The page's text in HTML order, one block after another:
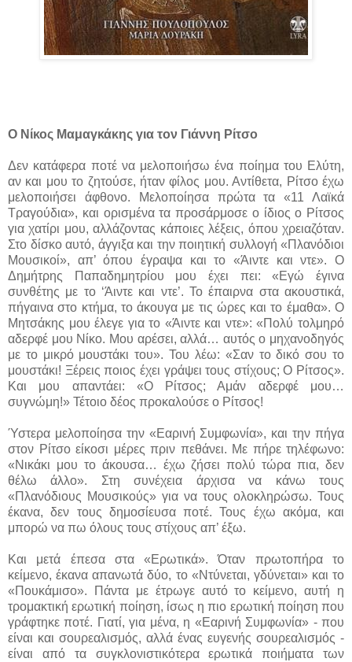
Ο Νίκος Μαμαγκάκης για τον Γιάννη Ρίτσο
Δεν κατάφερα ποτέ να μελοποιήσω ένα ποίημα του Ελύτη,
αν και μου το ζητούσε, ήταν φίλος μου. Αντίθετα, Ρίτσο έχω
μελοποιήσει άφθονο. Μελοποίησα πρώτα τα «11 Λαϊκά
Τραγούδια», και ορισμένα τα προσάρμοσε ο ίδιος ο Ρίτσος
για χατίρι μου, αλλάζοντας κάποιες λέξεις, όπου χρειαζόταν.
Στο δίσκο αυτό, άγγιξα και την ποιητική συλλογή «Πλανόδιοι
Μουσικοί», απ’ όπου έγραψα και το «Άιντε και ντε». Ο
Δημήτρης Παπαδημητρίου μου έχει πει: «Εγώ έγινα
συνθέτης με το ‘Άιντε και ντε’. Το έπαιρνα στα ακουστικά,
πήγαινα στο κτήμα, το άκουγα με τις ώρες και το έμαθα». Ο
Μητσάκης μου έλεγε για το «Άιντε και ντε»: «Πολύ τολμηρό
αδερφέ μου Νίκο. Μου αρέσει, αλλά… αυτός ο μηχανοδηγός
με το μικρό μουστάκι του». Του λέω: «Σαν το δικό σου το
μουστάκι! Ξέρεις ποιος έχει γράψει τους στίχους; Ο Ρίτσος».
Και μου απαντάει: «Ο Ρίτσος; Αμάν αδερφέ μου…
συγνώμη!» Τέτοιο δέος προκαλούσε ο Ρίτσος!
Ύστερα μελοποίησα την «Εαρινή Συμφωνία», και την πήγα
στον Ρίτσο είκοσι μέρες πριν πεθάνει. Με πήρε τηλέφωνο:
«Νικάκι μου το άκουσα… έχω ζήσει πολύ τώρα πια, δεν
θέλω άλλο». Στη συνέχεια άρχισα να κάνω τους
«Πλανόδιους Μουσικούς» για να τους ολοκληρώσω. Τους
έκανα, δεν τους δημοσίευσα ποτέ. Τους έχω ακόμα, και
μπορώ να πω όλους τους στίχους απ’ έξω.
Και μετά έπεσα στα «Ερωτικά». Όταν πρωτοπήρα το
κείμενο, έκανα απανωτά δύο, το «Ντύνεται, γδύνεται» και το
«Πουκάμισο». Πάντα με έτρωγε αυτό το κείμενο, αυτή η
τρομακτική ερωτική ποίηση, ίσως η πιο ερωτική ποίηση που
γράφτηκε ποτέ. Γιατί, για μένα, η «Εαρινή Συμφωνία» - που
είναι και σουρεαλισμός, αλλά ένας ευγενής σουρεαλισμός -
είναι από τα συγκλονιστικότερα ερωτικά ποιήματα των